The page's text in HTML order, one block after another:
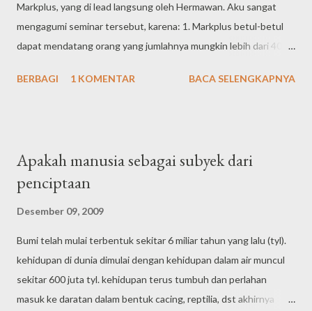
Markplus, yang di lead langsung oleh Hermawan. Aku sangat
mengagumi seminar tersebut, karena: 1. Markplus betul-betul
dapat mendatang orang yang jumlahnya mungkin lebih dari 4000.
Markplus bisa mampu membuat magnet kepada 4000 orang
rendahan. 2. Seminar tersebut dipercaya oleh para sponsor kelas
atas Indonesia, bahkan para sponsor mau bersusah payah setup
istimewa. Hermawan menawarkan konsep baru yang beliau
sebut 'MARKETING CONNECT'. Beliau juga mengusulkan
perubahan stategi marketing yang salama ini kita kenal STP, 4P
dan seterusnya menjadi 12C, yaitu communitization, ca...
BERBAGI 1 KOMENTAR BACA SELENGKAPNYA
Apakah manusia sebagai subyek dari
penciptaan
Desember 09, 2009
Bumi telah mulai terbentuk sekitar 6 miliar tahun yang lalu (tyl).
kehidupan di dunia dimulai dengan kehidupan dalam air muncul
sekitar 600 juta tyl. kehidupan terus tumbuh dan perlahan
masuk ke daratan dalam bentuk cacing, reptilia, dst akhirnya